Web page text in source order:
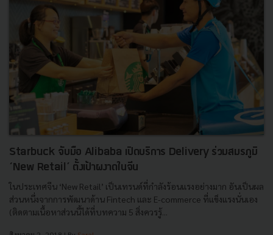
Starbuck จับมือ Alibaba เปิดบริการ Delivery ร่วมสมรภูมิ
‘New Retail’ ตั้งเป้าผงาดในจีน
ในประเทศจีน ‘New Retail’ เป็นเทรนด์ที่กำลังร้อนแรงอย่างมาก อันเป็นผล
ส่วนหนึ่งจากการพัฒนาด้าน Fintech และ E-commerce ที่แข็งแรงนั่นเอง
(ติดตามเนื้อหาส่วนนี้ได้ที่บทความ 5 สิ่งควรรู้...